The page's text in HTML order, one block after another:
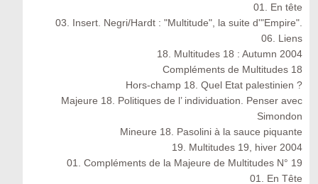
01. En tête
03. Insert. Negri/Hardt : "Multitude", la suite d'"Empire".
06. Liens
18. Multitudes 18 : Autumn 2004
Compléments de Multitudes 18
Hors-champ 18. Quel Etat palestinien ?
Majeure 18. Politiques de l’ individuation. Penser avec
Simondon
Mineure 18. Pasolini à la sauce piquante
19. Multitudes 19, hiver 2004
01. Compléments de la Majeure de Multitudes N° 19
01. En Tête